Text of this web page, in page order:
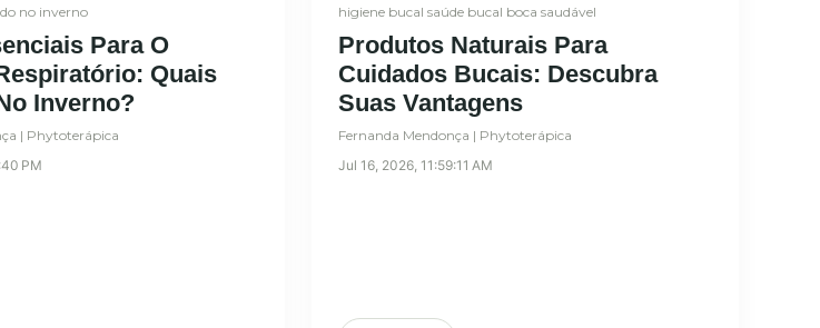
no inverno
Para O
Quais
Inverno?
| Phytoterápica
PM
higiene bucal saúde bucal boca saudável
Produtos Naturais Para
Cuidados Bucais: Descubra
Suas Vantagens
Fernanda Mendonça | Phytoterápica
Jul 16, 2026, 11:59:11 AM